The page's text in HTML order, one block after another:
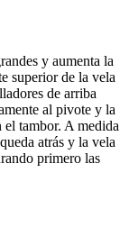
y aumenta la
superior de la vela
de arriba
al pivote y la
el tambor. A medida
atrás y la vela
primero las